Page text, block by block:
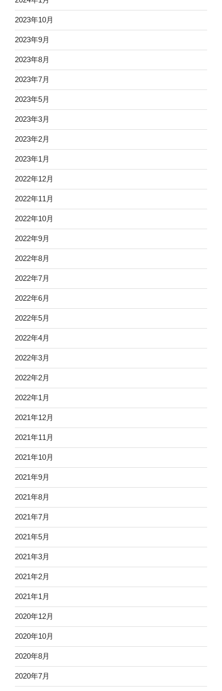
2023年10月
2023年9月
2023年8月
2023年7月
2023年5月
2023年3月
2023年2月
2023年1月
2022年12月
2022年11月
2022年10月
2022年9月
2022年8月
2022年7月
2022年6月
2022年5月
2022年4月
2022年3月
2022年2月
2022年1月
2021年12月
2021年11月
2021年10月
2021年9月
2021年8月
2021年7月
2021年5月
2021年3月
2021年2月
2021年1月
2020年12月
2020年10月
2020年8月
2020年7月